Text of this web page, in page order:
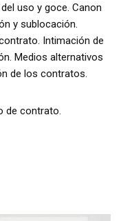
uso y goce. Canon
y sublocación.
Intimación de
Medios alternativos
de los contratos.
de contrato.